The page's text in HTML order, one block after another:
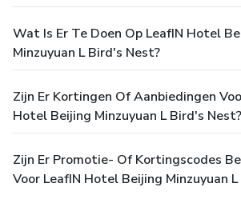
Wat Is Er Te Doen Op LeafIN Hotel
Minzuyuan L Bird's Nest?
Zijn Er Kortingen Of Aanbiedingen
Hotel Beijing Minzuyuan L Bird's Nest?
Zijn Er Promotie- Of Kortingscodes
Voor LeafIN Hotel Beijing Minzuyuan